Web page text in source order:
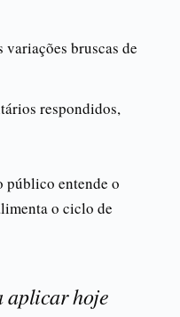
variações bruscas de
respondidos,
público entende o
o ciclo de
aplicar hoje